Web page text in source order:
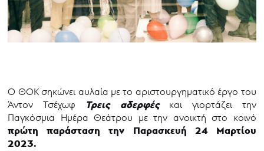
O ΘΟΚ σηκώνει αυλαία με το αριστουργηματικό έργο του
Άντον Τσέχωφ Τρεις αδερφέςκαι γιορτάζει την
Παγκόσμια Ημέρα Θεάτρου με την ανοικτή στο κοινό
πρώτη παράσταση την Παρασκευή 24 Μαρτίου
2023.